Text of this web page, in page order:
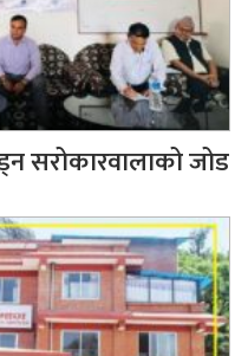
सरोकारवालाको जोड